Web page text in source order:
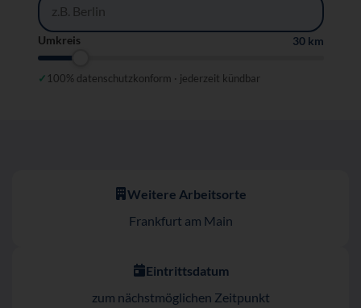
Umkreis 30 km
✓ 100% datenschutzkonform · jederzeit kündbar
Weitere Arbeitsorte
Frankfurt am Main
Eintrittsdatum
zum nächstmöglichen Zeitpunkt